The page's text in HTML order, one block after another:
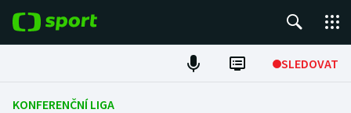
SLEDOVAT
Fotbal
KONFERENČNÍ LIGA